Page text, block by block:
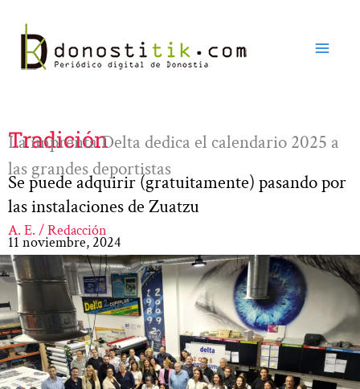
contenido
Tradición
La imprenta Delta dedica el calendario 2025 a
las grandes deportistas
Se puede adquirir (gratuitamente) pasando por
las instalaciones de Zuatzu
A. E. / Redacción
11 noviembre, 2024